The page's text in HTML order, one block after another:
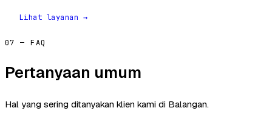
Lihat layanan →
07 — FAQ
Pertanyaan umum
Hal yang sering ditanyakan klien kami di Balangan.